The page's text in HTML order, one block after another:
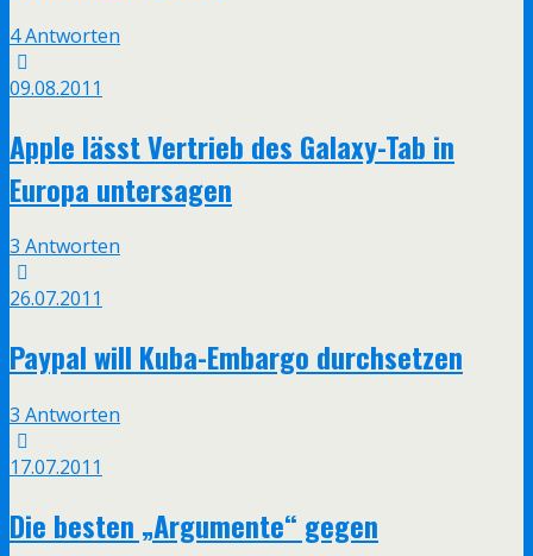
4 Antworten
09.08.2011
Apple lässt Vertrieb des Galaxy-Tab in
Europa untersagen
3 Antworten
26.07.2011
Paypal will Kuba-Embargo durchsetzen
3 Antworten
17.07.2011
Die besten „Argumente“ gegen